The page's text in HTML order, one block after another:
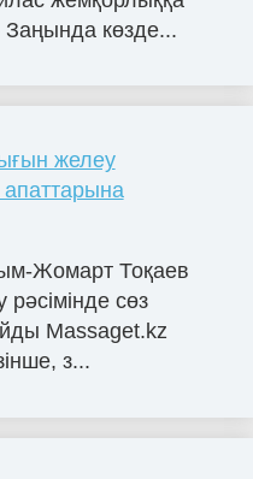
Заңында көзде...
желеу
Жомарт Тоқаев
сөз
Massaget.kz
з...